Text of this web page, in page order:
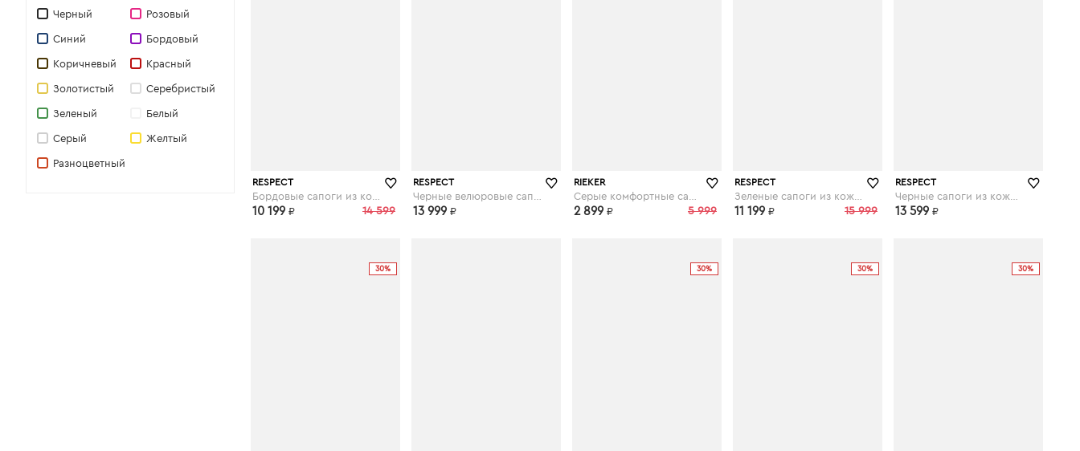
EMU
Strategia
Vicini Tapeet
BIBI LOU
Черный Розовый
Синий Бордовый
Коричневый Красный
Золотистый Серебристый
Зеленый Белый
Серый Желтый
Разноцветный
respect-shoes.ru
RESPECT
14 599
10 199 ₽
respect-shoes.ru
RESPECT
13 999 ₽
RIEKER
5 999
2 899 ₽
respect-shoes.ru
RESPECT
15 999
11 199 ₽
respect-shoes.ru
RESPECT
13 599 ₽
30% 30% 30% 30%